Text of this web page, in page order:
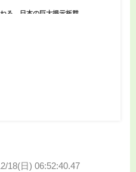
る。日本の巨大掲示板群。
18(日) 06:52:40.47